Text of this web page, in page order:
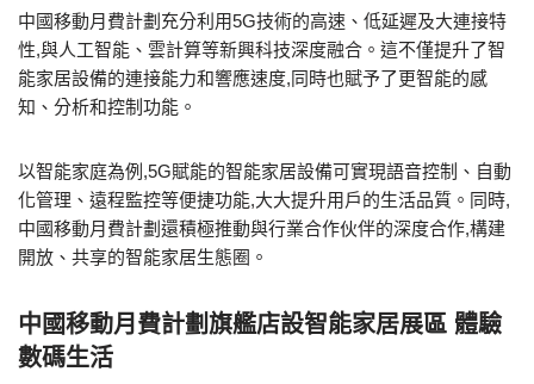
中國移動月費計劃充分利用5G技術的高速、低延遲及大連接特
性,與人工智能、雲計算等新興科技深度融合。這不僅提升了智
能家居設備的連接能力和響應速度,同時也賦予了更智能的感
知、分析和控制功能。
以智能家庭為例,5G賦能的智能家居設備可實現語音控制、自動
化管理、遠程監控等便捷功能,大大提升用戶的生活品質。同時,
中國移動月費計劃還積極推動與行業合作伙伴的深度合作,構建
開放、共享的智能家居生態圈。
中國移動月費計劃旗艦店設智能家居展區 體驗
數碼生活